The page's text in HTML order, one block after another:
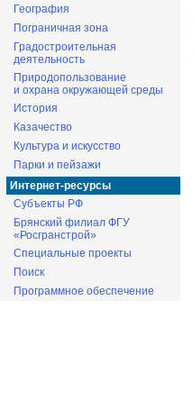
География
Пограничная зона
Градостроительная
деятельность
Природопользование
и охрана окружающей среды
История
Казачество
Культура и искусство
Парки и пейзажи
Интернет-ресурсы
Субъекты РФ
Брянский филиал ФГУ
«Росгранстрой»
Специальные проекты
Поиск
Программное обеспечение